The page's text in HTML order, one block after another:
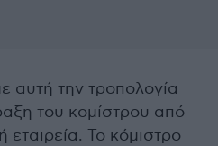
αυτή την τροπολογία
του κομίστρου από
εταιρεία. Το κόμιστρο